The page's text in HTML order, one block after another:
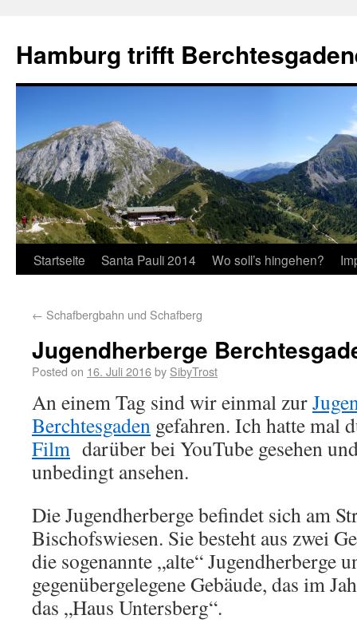
Hamburg trifft
Startseite Santa Pauli 2014 Wo soll’s hingehen?
← Schafbergbahn und Schafberg
Jugendherberge
Posted on 16. Juli 2016by SibyTrost
An einem Tag sind wir einmal zur
Berchtesgaden gefahren. Ich hatte mal
Film darüber bei YouTube gesehen
unbedingt ansehen.
Die Jugendherberge befindet sich am
Bischofswiesen. Sie besteht aus zwei
die sogenannte „alte“ Jugendherberge
gegenübergelegene Gebäude, das im
das „Haus Untersberg“.